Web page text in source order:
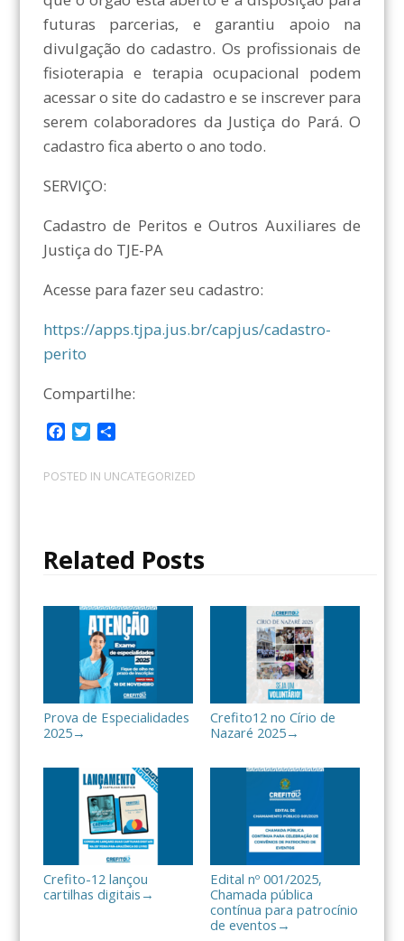
futuras parcerias, e garantiu apoio na
divulgação do cadastro. Os profissionais de
fisioterapia e terapia ocupacional podem
acessar o site do cadastro e se inscrever para
serem colaboradores da Justiça do Pará. O
cadastro fica aberto o ano todo.
SERVIÇO:
Cadastro de Peritos e Outros Auxiliares de
Justiça do TJE-PA
Acesse para fazer seu cadastro:
https://apps.tjpa.jus.br/capjus/cadastro-
perito
Compartilhe:
c
e
k
i
t
m
p
i
a
r
POSTED IN UNCATEGORIZED
Related Posts
Prova de Especialidades
2025→
Crefito12 no Círio de
Nazaré 2025→
Crefito-12 lançou
cartilhas digitais →
Edital nº 001/2025,
Chamada pública
contínua para patrocínio
de eventos →